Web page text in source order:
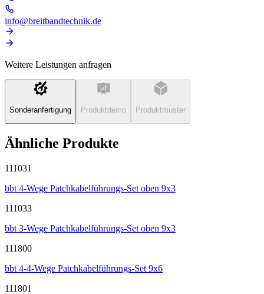
info@breitbandtechnik.de
Weitere Leistungen anfragen
Sonderanfertigung Produktdemo Produktmuster
Ähnliche Produkte
111031
bbt 4-Wege Patchkabelführungs-Set oben 9x3
111033
bbt 3-Wege Patchkabelführungs-Set oben 9x3
111800
bbt 4-4-Wege Patchkabelführungs-Set 9x6
111801